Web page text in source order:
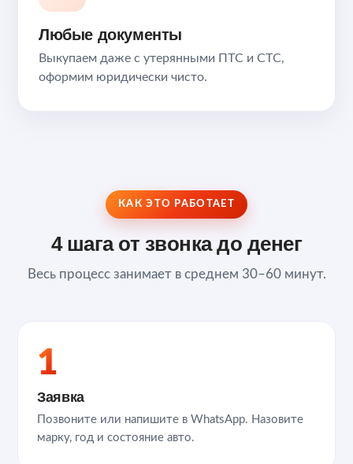
Любые документы
Выкупаем даже с утерянными ПТС и СТС,
оформим юридически чисто.
КАК ЭТО РАБОТАЕТ
4 шага от звонка до денег
Весь процесс занимает в среднем 30–60 минут.
1
Заявка
Позвоните или напишите в WhatsApp. Назовите
марку, год и состояние авто.